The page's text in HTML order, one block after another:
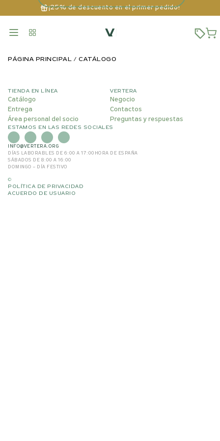
¡25% de descuento en el primer pedido!
PÁGINA PRINCIPAL CATÁLOGO
TIENDA EN LÍNEA
Catálogo
Entrega
Área personal del socio
VERTERA
Negocio
Contactos
Preguntas y respuestas
ESTAMOS EN LAS REDES SOCIALES
INFO@VERTERA.ORG
DÍAS LABORABLES DE 6:00 A 17:00 HORA DE ESPAÑA
SÁBADOS DE 8:00 A 16:00
DOMINGO – DÍA FESTIVO
©
POLÍTICA DE PRIVACIDAD
ACUERDO DE USUARIO